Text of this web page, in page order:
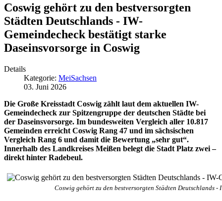
Coswig gehört zu den bestversorgten
Städten Deutschlands - IW-
Gemeindecheck bestätigt starke
Daseinsvorsorge in Coswig
Details
Kategorie: MeiSachsen
03. Juni 2026
Die Große Kreisstadt Coswig zählt laut dem aktuellen IW-
Gemeindecheck zur Spitzengruppe der deutschen Städte bei
der Daseinsvorsorge. Im bundesweiten Vergleich aller 10.817
Gemeinden erreicht Coswig Rang 47 und im sächsischen
Vergleich Rang 6 und damit die Bewertung „sehr gut“.
Innerhalb des Landkreises Meißen belegt die Stadt Platz zwei –
direkt hinter Radebeul.
Coswig gehört zu den bestversorgten Städten Deutschlands